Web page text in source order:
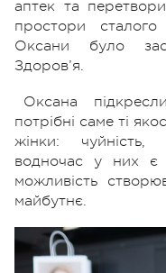
аптек та
простори сталого
Оксани було
Здоров’я.
Оксана
потрібні саме ті
жінки: чуйність,
водночас у них є
можливість
майбутнє.